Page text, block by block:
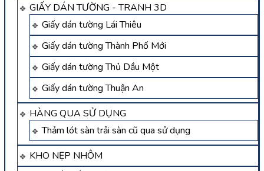
GIẤY DÁN TƯỜNG - TRANH 3D
Giấy dán tường Lái Thiêu
Giấy dán tường Thành Phố Mới
Giấy dán tường Thủ Dầu Một
Giấy dán tường Thuận An
HÀNG QUA SỬ DỤNG
Thảm lót sàn trải sàn cũ qua sử dụng
KHO NẸP NHÔM